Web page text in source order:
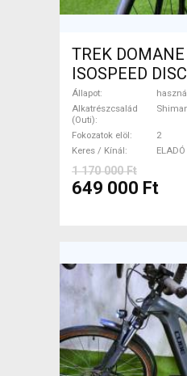
TREK DOMANE
ISOSPEED
Di2 2x11 52/53
Shimano Dura
tárcsafék
Állapot
Alkatrészcsalád
(Outi)
Fokozatok elöl
2
Keres / Kínál
ELADÓ
1 170 000 Ft
649 000 Ft